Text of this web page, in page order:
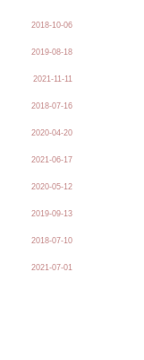
2018-10-06
2019-08-18
2021-11-11
2018-07-16
2020-04-20
2021-06-17
2020-05-12
2019-09-13
2018-07-10
2021-07-01